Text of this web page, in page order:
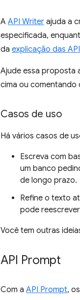
A API Writer ajuda a
especificada,
da explicação das
Ajude essa proposta
cima ou comentando
Casos de uso
Há vários casos de
Escreva com
um banco
de longo prazo.
Refine o texto
pode
Você tem outras
API Prompt
Com a API Prompt,